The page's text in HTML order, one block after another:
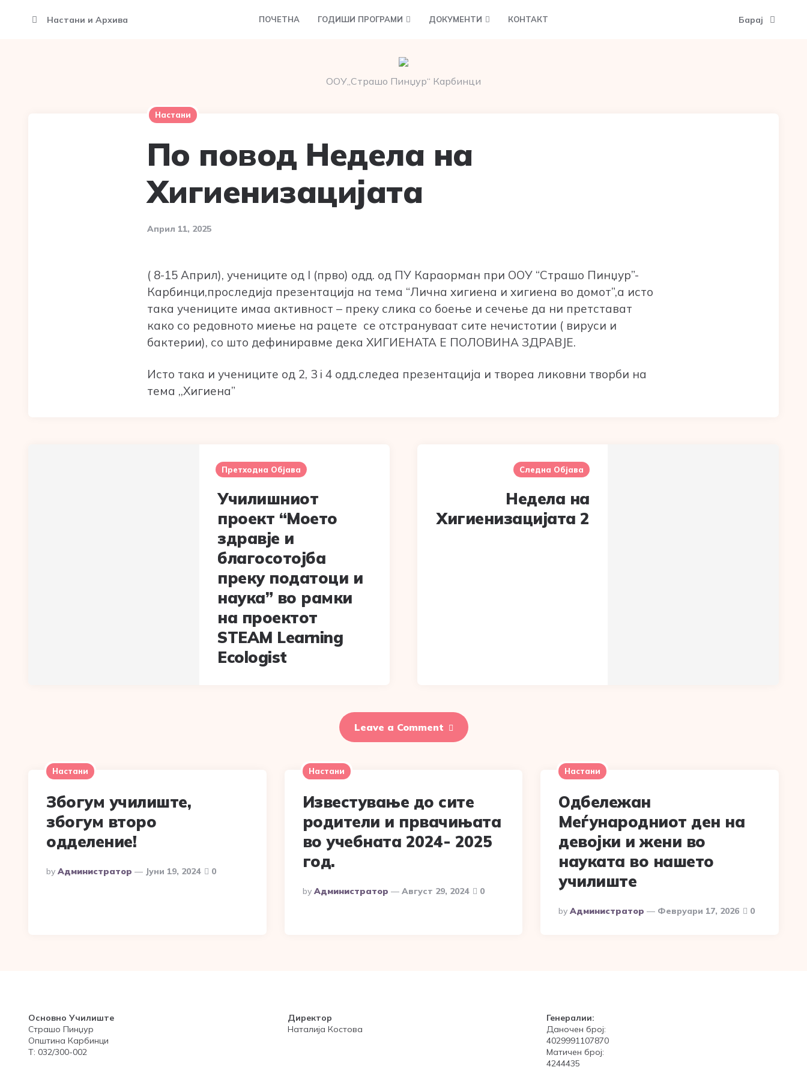
Настани и Архива ПОЧЕТНА ГОДИШИ ПРОГРАМИ ДОКУМЕНТИ КОНТАКТ Барај
ООУ„Страшо Пинџур“ Карбинци
Настани
По повод Недела на
Хигиенизацијата
Април 11, 2025
( 8-15 Април), учениците од I (прво) одд. од ПУ Караорман при ООУ “Страшо Пинџур”-
Карбинци,проследија презентација на тема “Лична хигиена и хигиена во домот”,а исто
така учениците имаа активност – преку слика со боење и сечење да ни претстават
како со редовното миење на рацете се отстрануваат сите нечистотии ( вируси и
бактерии), со што дефиниравме дека ХИГИЕНАТА Е ПОЛОВИНА ЗДРАВЈЕ.
Исто така и учениците од 2, 3 i 4 одд.следеа презентација и твореа ликовни творби на
тема ,,Хигиена”
Претходна Објава
Училишниот
проект “Моето
здравје и
благосотојба
преку податоци и
наука” во рамки
на проектот
STEAM Learning
Ecologist
Следна Објава
Недела на
Хигиенизацијата 2
Leave a Comment
Настани
Збогум училиште,
збогум второ
одделение!
Posted
By
By Администратор Јуни 19, 2024 0
Настани
Известување до сите
родители и првачињата
во учебната 2024- 2025
год.
Posted
By
By Администратор Август 29, 2024 0
Настани
Одбележан
Меѓународниот ден на
девојки и жени во
науката во нашето
училиште
Posted
By
By Администратор Февруари 17, 2026 0
Основно Училиште
Страшо Пинџур
Општина Карбинци
Т: 032/300-002
Директор
Наталија Костова
Генералии:
Даночен број:
4029991107870
Матичен број:
4244435